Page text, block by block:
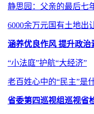
静思园：父亲的最后七
6000余万元国有土地出
涵养优良作风 提升政治
“小法庭”护航“大经济”
老百姓心中的“民主”是